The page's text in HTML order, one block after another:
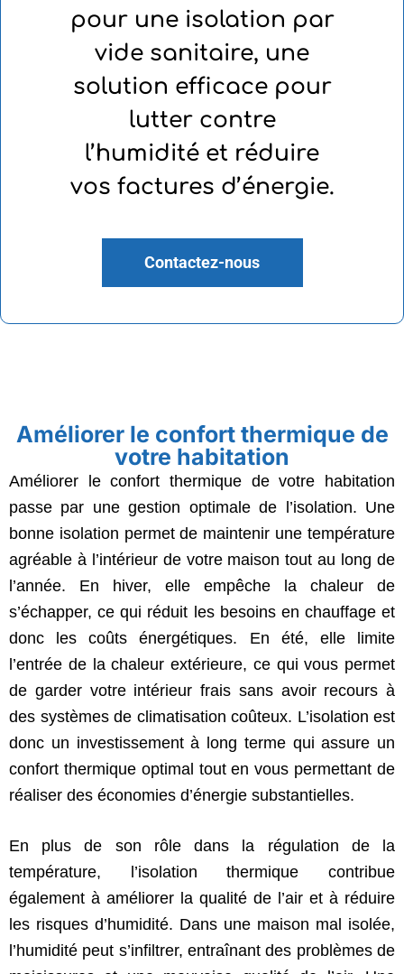
pour une isolation par
vide sanitaire, une
solution efficace pour
lutter contre
l’humidité et réduire
vos factures d’énergie.
Contactez-nous
Améliorer le confort thermique de
votre habitation
Améliorer le confort thermique de votre habitation
passe par une gestion optimale de l’isolation. Une
bonne isolation permet de maintenir une température
agréable à l’intérieur de votre maison tout au long de
l’année. En hiver, elle empêche la chaleur de
s’échapper, ce qui réduit les besoins en chauffage et
donc les coûts énergétiques. En été, elle limite
l’entrée de la chaleur extérieure, ce qui vous permet
de garder votre intérieur frais sans avoir recours à
des systèmes de climatisation coûteux. L’isolation est
donc un investissement à long terme qui assure un
confort thermique optimal tout en vous permettant de
réaliser des économies d’énergie substantielles.
En plus de son rôle dans la régulation de la
température, l’isolation thermique contribue
également à améliorer la qualité de l’air et à réduire
les risques d’humidité. Dans une maison mal isolée,
l’humidité peut s’infiltrer, entraînant des problèmes de